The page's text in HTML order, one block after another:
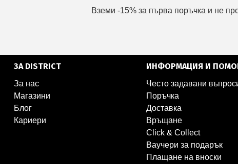
Вземи -15% за първа поръчка и не
ЗА DISTRICT
За нас
Магазини
Блог
Кариери
ИНФОРМАЦИЯ И
Често задавани
Поръчка
Доставка
Връщане
Click & Collect
Ваучери за подарък
Плащане на вноски